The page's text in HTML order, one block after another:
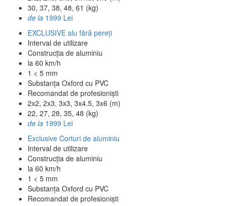
30, 37, 38, 48, 61 (kg)
de la 1999 Lei
EXCLUSIVE alu fără pereți
Interval de utilizare
Construcția de aluminiu
la 60 km/h
1 < 5 mm
Substanța Oxford cu PVC
Recomandat de profesioniști
2x2, 2x3, 3x3, 3x4.5, 3x6 (m)
22, 27, 28, 35, 48 (kg)
de la 1999 Lei
Exclusive Corturi de aluminiu
Interval de utilizare
Construcția de aluminiu
la 60 km/h
1 < 5 mm
Substanța Oxford cu PVC
Recomandat de profesioniști